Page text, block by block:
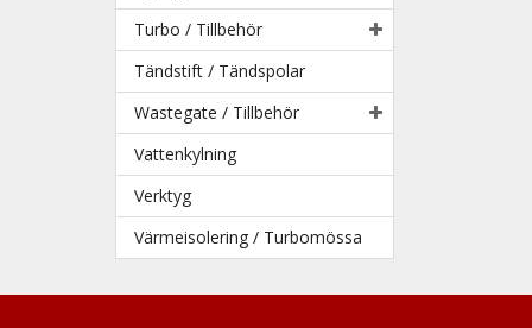
Turbo / Tillbehör
Tändstift / Tändspolar
Wastegate / Tillbehör
Vattenkylning
Verktyg
Värmeisolering / Turbomössa